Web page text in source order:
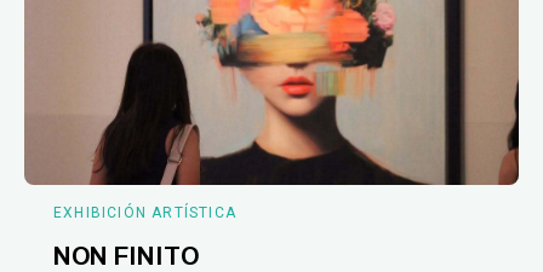
EXHIBICIÓN ARTÍSTICA
NON FINITO